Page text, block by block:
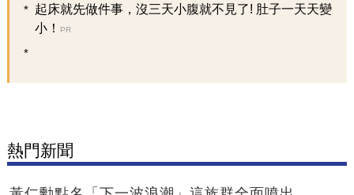
起床就先做件事，沒三天小腹就不見了! 肚子一天天變
小！
PR
熱門新聞